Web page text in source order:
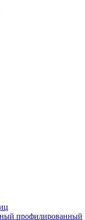
профилированный